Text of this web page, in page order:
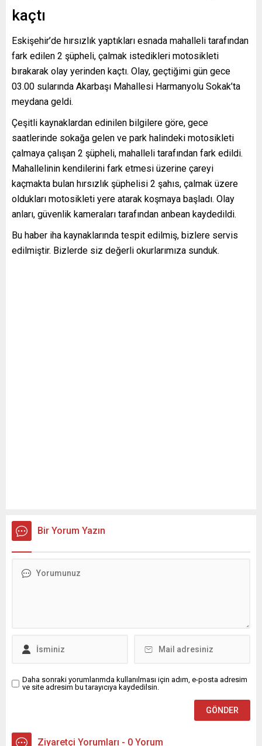
kaçtı
Eskişehir’de hırsızlık yaptıkları esnada mahalleli tarafından
fark edilen 2 şüpheli, çalmak istedikleri motosikleti
bırakarak olay yerinden kaçtı. Olay, geçtiğimi gün gece
03.00 sularında Akarbaşı Mahallesi Harmanyolu Sokak’ta
meydana geldi.
Çeşitli kaynaklardan edinilen bilgilere göre, gece
saatlerinde sokağa gelen ve park halindeki motosikleti
çalmaya çalışan 2 şüpheli, mahalleli tarafından fark edildi.
Mahallelinin kendilerini fark etmesi üzerine çareyi
kaçmakta bulan hırsızlık şüphelisi 2 şahıs, çalmak üzere
oldukları motosikleti yere atarak koşmaya başladı. Olay
anları, güvenlik kameraları tarafından anbean kaydedildi.
Bu haber iha kaynaklarında tespit edilmiş, bizlere servis
edilmiştir. Bizlerde siz değerli okurlarımıza sunduk.
Bir Yorum Yazın
Daha sonraki yorumlarımda kullanılması için adım, e-posta adresim
ve site adresim bu tarayıcıya kaydedilsin.
Ziyaretçi Yorumları - 0 Yorum